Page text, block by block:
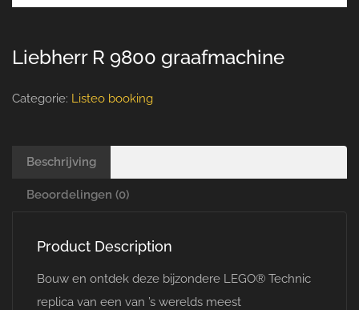
Liebherr R 9800 graafmachine
Categorie: Listeo booking
Beschrijving
Beoordelingen (0)
Product Description
Bouw en ontdek deze bijzondere LEGO® Technic
replica van een van ’s werelds meest